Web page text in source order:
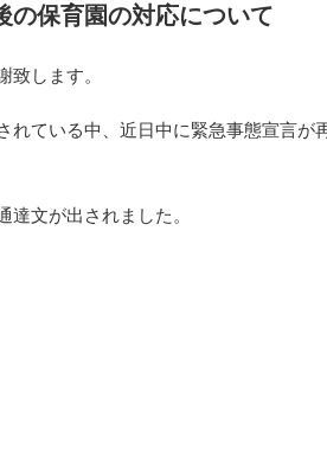
の保育園の対応について
致します。
ている中、近日中に緊急事態宣言が
文が出されました。